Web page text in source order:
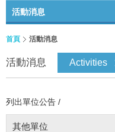
活動消息
首頁 活動消息
活動消息 Activities
列出單位公告 /
其他單位